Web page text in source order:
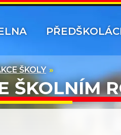
ŠKOLY
ŠKOLNÍM